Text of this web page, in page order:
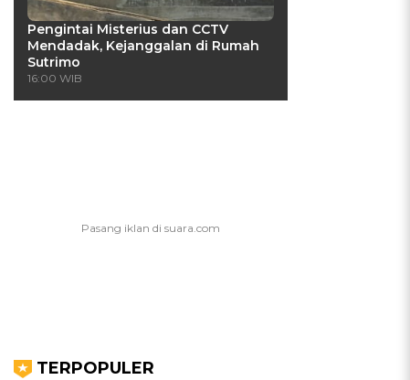
Pengintai Misterius dan CCTV
Mendadak, Kejanggalan di Rumah
Sutrimo
16:00 WIB
TERPOPULER